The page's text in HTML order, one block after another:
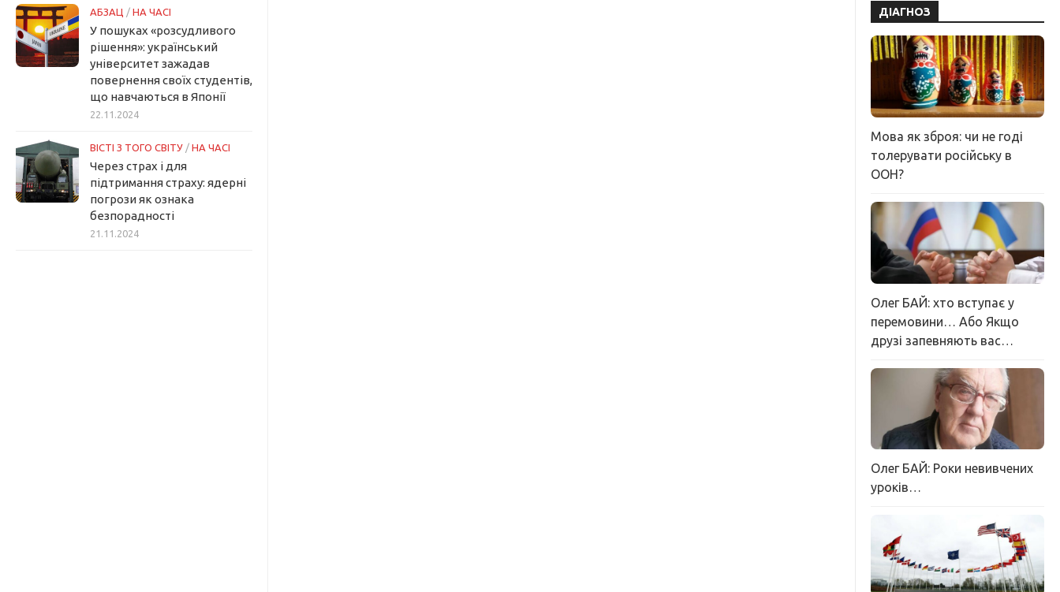
АБЗАЦ / НА ЧАСІ
У пошуках «розсудливого
рішення»: український
університет зажадав
повернення своїх студентів,
що навчаються в Японії
22.11.2024
ВІСТІ З ТОГО СВІТУ / НА ЧАСІ
Через страх і для
підтримання страху: ядерні
погрози як ознака
безпорадності
21.11.2024
ДІАГНОЗ
Мова як зброя: чи не годі
толерувати російську в
ООН?
Олег БАЙ: хто вступає у
перемовини… Або Якщо
друзі запевняють вас…
Олег БАЙ: Роки невивчених
уроків…